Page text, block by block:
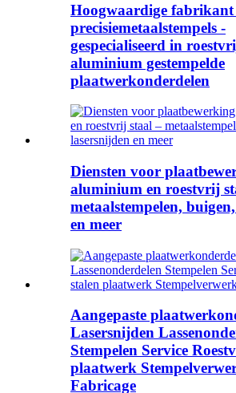
Hoogwaardige fabrikant
precisiemetaalstempels -
gespecialiseerd in
aluminium gestempelde
plaatwerkonderdelen
Diensten voor
aluminium en roestvrij
metaalstempelen,
en meer
Aangepaste
Lasersnijden
Stempelen Service
plaatwerk
Fabricage